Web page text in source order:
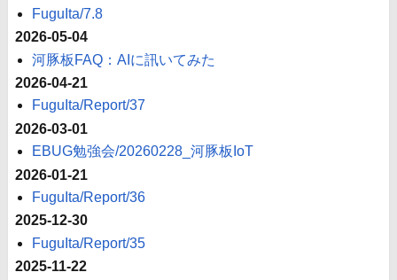
FuguIta/7.8
2026-05-04
河豚板FAQ：AIに訊いてみた
2026-04-21
FuguIta/Report/37
2026-03-01
EBUG勉強会/20260228_河豚板IoT
2026-01-21
FuguIta/Report/36
2025-12-30
FuguIta/Report/35
2025-11-22